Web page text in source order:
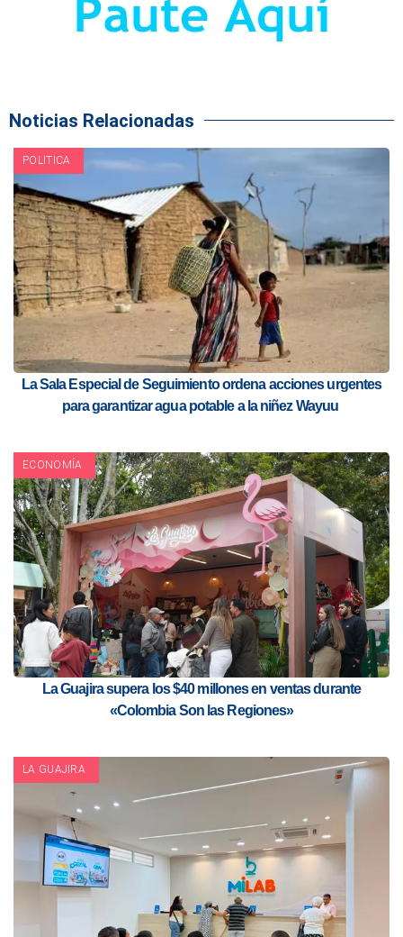
Noticias Relacionadas
POLITICA
La Sala Especial de Seguimiento ordena acciones urgentes
para garantizar agua potable a la niñez Wayuu
ECONOMÍA
La Guajira supera los $40 millones en ventas durante
«Colombia Son las Regiones»
LA GUAJIRA